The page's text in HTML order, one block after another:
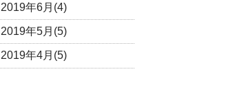
2019年6月(4)
2019年5月(5)
2019年4月(5)